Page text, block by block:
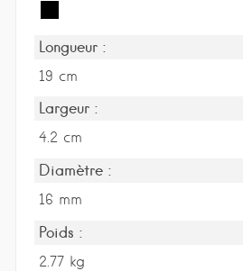
Longueur :
19 cm
Largeur :
4.2 cm
Diamètre :
16 mm
Poids :
2.77 kg